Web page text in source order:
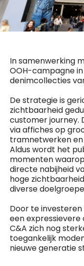
In samenwerking
OOH-campagne
denimcollecties
De strategie is
zichtbaarheid
customer journey.
via affiches op
tramnetwerken
Aldus wordt het
momenten
directe nabijheid
hoge
diverse
Door te
een
C&A zich nog
toegankelijk
nieuwe generatie
Fred Bouchar
0498 88 64 89
f.bouchar@mm.be
Griet Byl
0475 97 12 57
g.byl@mm.be
Chief Editor
Damien Lemaire
0477 37 31 65
d.lemaire@mm.be
BEVESTIGEN
Daily
5 x week
1 x week
10 x year
10 x year
4 x year
Vragen ?